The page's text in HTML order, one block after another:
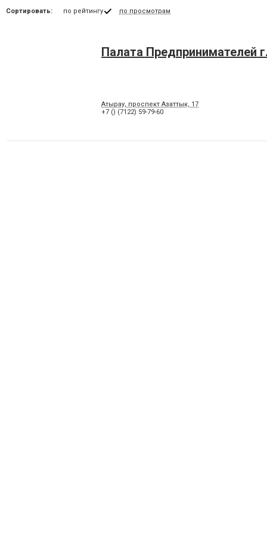
Сортировать: по рейтингу по просмотрам
Палата Предпринимателей
Атырау, проспект Азаттык, 17
+7 () (7122) 59-79-60